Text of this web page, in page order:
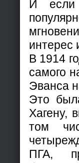
И если
интерес
В 1914
самого
Эванса
Это
Хагену,
том
ПГА,